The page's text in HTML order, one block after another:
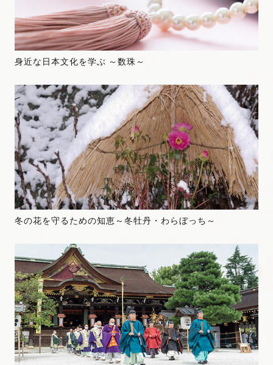
身近な日本文化を学ぶ ～数珠～
冬の花を守るための知恵～冬牡丹・わらぼっち～